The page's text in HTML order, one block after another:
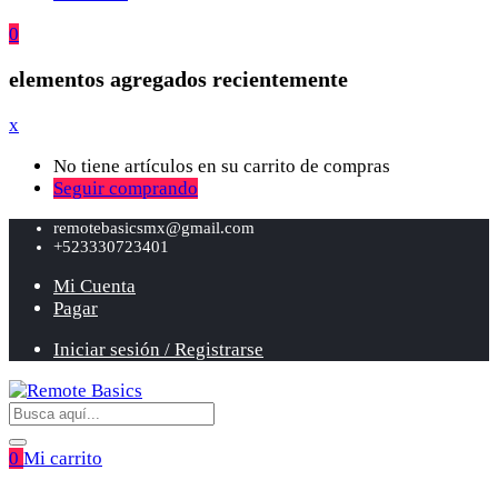
0
elementos agregados recientemente
x
No tiene artículos en su carrito de compras
Seguir comprando
remotebasicsmx@gmail.com
+523330723401
Mi Cuenta
Pagar
Iniciar sesión / Registrarse
0 Mi carrito